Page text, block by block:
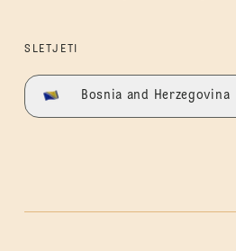
SLETJETI
Bosnia and Herzegovina